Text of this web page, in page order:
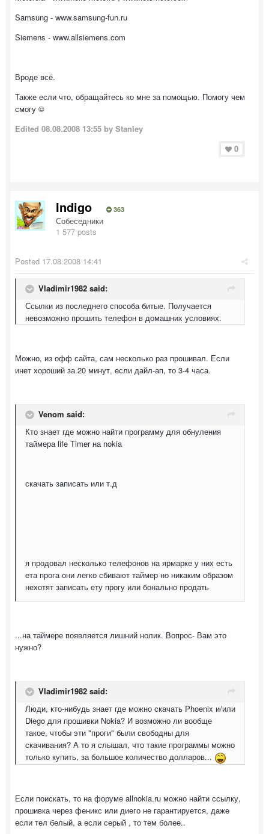
Samsung - www.samsung-fun.ru
Siemens - www.allsiemens.com
Вроде всё.
Также если что, обращайтесь ко мне за помощью. Помогу чем
смогу ©
Edited 08.08.2008 13:55 by Stanley
0
Indigo 363
Собеседники
1 577 posts
Posted 17.08.2008 14:41
Vladimir1982 said:
Ссылки из последнего способа битые. Получается
невозможно прошить телефон в домашних условиях.
Можно, из офф сайта, сам несколько раз прошивал. Если
инет хороший за 20 минут, если дайл-ап, то 3-4 часа.
Venom said:
Кто знает где можно найти программу для обнуления
таймера life Timer на nokia
скачать записать или т.д
я продовал несколько телефонов на ярмарке у них есть
ета прога они легко сбивают таймер но никаким образом
нехотят записать ету прогу или бонально продать
...на таймере появляется лишний нолик. Вопрос- Вам это
нужно?
Vladimir1982 said:
Люди, кто-нибудь знает где можно скачать Phoenix и/или
Diego для прошивки Nokia? И возможно ли вообще
такое, чтобы эти "проги" были свободны для
скачивания? А то я слышал, что такие программы можно
только купить, за большое количество долларов...
Если поискать, то на форуме allnokia.ru можно найти ссылку,
прошивка через феникс или диего не гарантируется, даже
если тел белый, а если серый , то тем более..